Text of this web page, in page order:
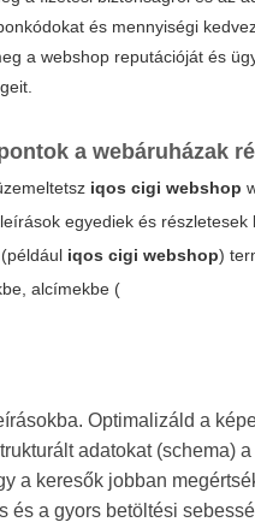
és mennyiségi
a webshop reputációját és
a webáruházak
iqos cigi webshop
egyediek és részletesek
iqos cigi webshop)
alcímekbe (
Optimalizáld a
adatokat (schema)
a keresők jobban
és a gyors betöltési